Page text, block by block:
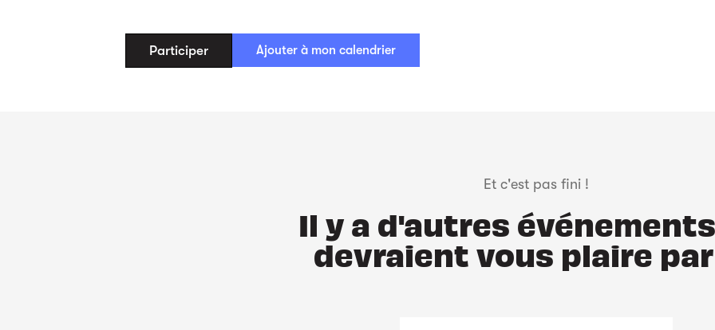
Participer Ajouter à mon calendrier
Et c'est pas fini !
Il y a d'autres
devraient vous plaire